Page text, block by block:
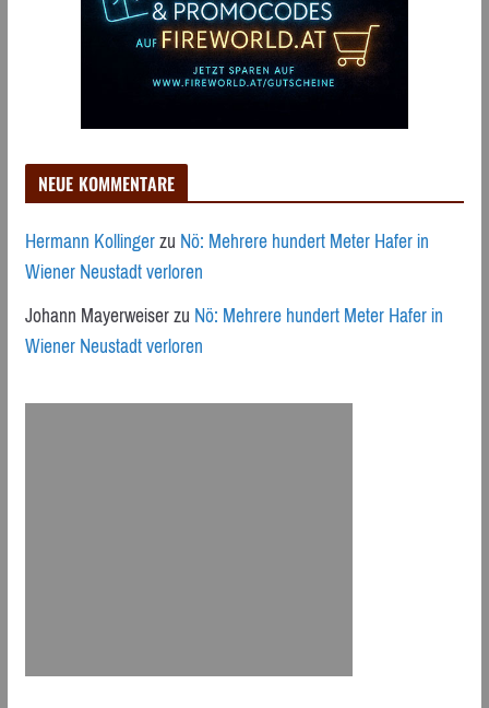
NEUE KOMMENTARE
Hermann KollingerzuNö: Mehrere hundert Meter Hafer in
Wiener Neustadt verloren
Johann MayerweiserzuNö: Mehrere hundert Meter Hafer in
Wiener Neustadt verloren